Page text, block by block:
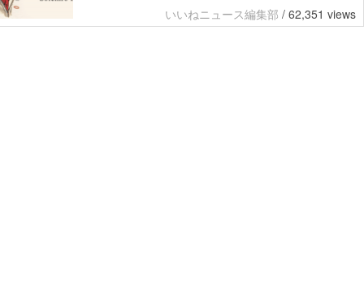
いいねニュース編集部 / 62,351 views